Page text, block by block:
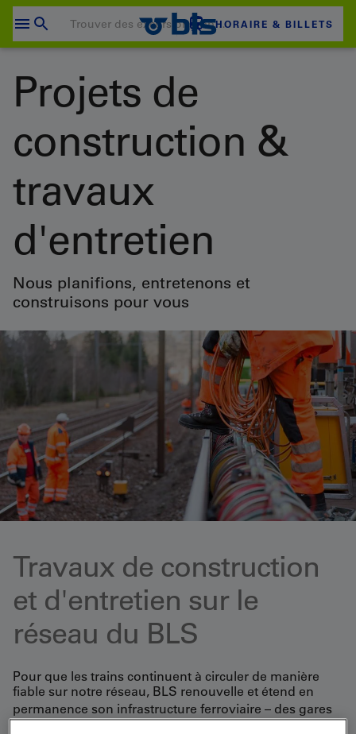
Passer
HORAIRE & BILLETS
PANIER D'ACHAT
Login
Projets de
construction &
travaux
d'entretien
Nous planifions, entretenons et
construisons pour vous
Travaux de construction
et d'entretien sur le
réseau du BLS
Pour que les trains continuent à circuler de manière
fiable sur notre réseau, BLS renouvelle et étend en
permanence son infrastructure ferroviaire – des gares
aux tunnels en passant par les voies.